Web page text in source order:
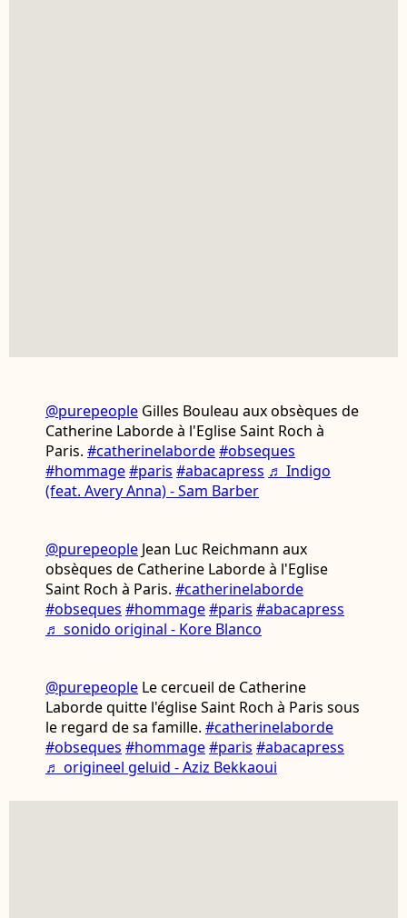
@purepeople Gilles Bouleau aux obsèques de
Catherine Laborde à l'Eglise Saint Roch à
Paris. #catherinelaborde#obseques
#hommage#paris #abacapress ♬ Indigo
(feat. Avery Anna) - Sam Barber
@purepeople Jean Luc Reichmann aux
obsèques de Catherine Laborde à l'Eglise
Saint Roch à Paris. #catherinelaborde
#obseques #hommage#paris #abacapress
♬ sonido original - Kore Blanco
@purepeople Le cercueil de Catherine
Laborde quitte l'église Saint Roch à Paris sous
le regard de sa famille. #catherinelaborde
#obseques #hommage#paris #abacapress
♬ origineel geluid - Aziz Bekkaoui